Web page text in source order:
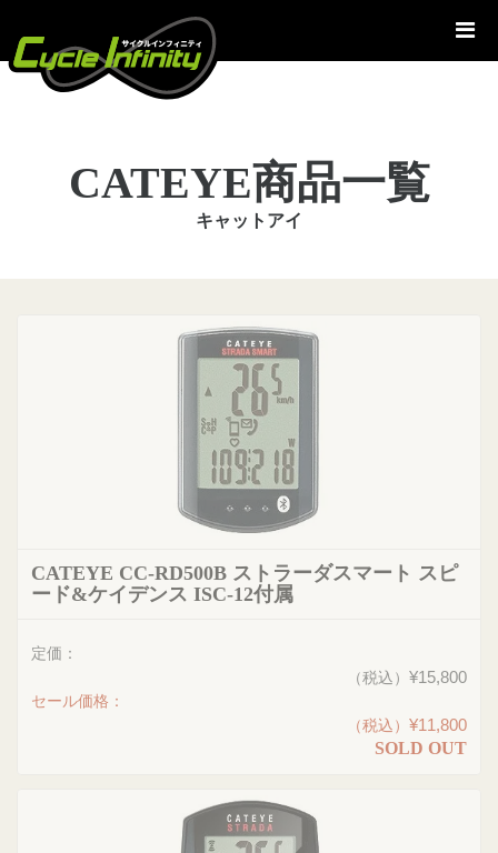
テ
CATEYE商品一覧
キャットアイ
CATEYE CC-RD500B ストラーダスマート スピ
ード&ケイデンス ISC-12付属
定価：
（税込） ¥15,800
セール価格：
（税込） ¥11,800
SOLD OUT